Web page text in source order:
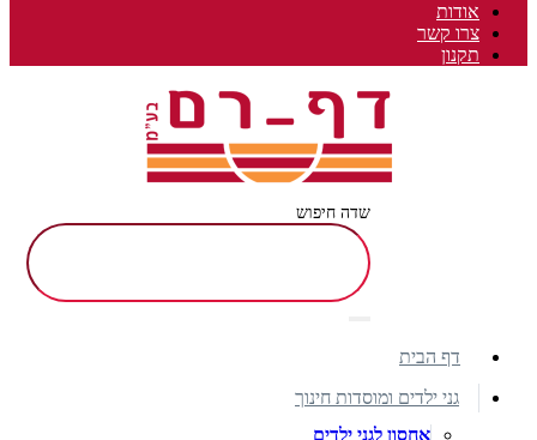
אודות
צרו קשר
תקנון
שדה חיפוש
דף הבית
גני ילדים ומוסדות חינוך
אחסון לגני ילדים